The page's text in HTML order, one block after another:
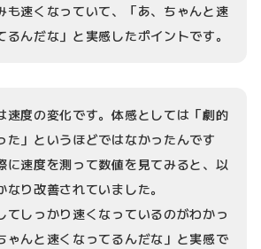
も速くなっていて、「あ、ちゃんと速
るんだな」と実感したポイントです。
速度の変化です。体感としては「劇的
た」というほどではなかったんです
に速度を測って数値を見てみると、以
なり改善されていました。
てしっかり速くなっているのがわかっ
ゃんと速くなってるんだな」と実感で